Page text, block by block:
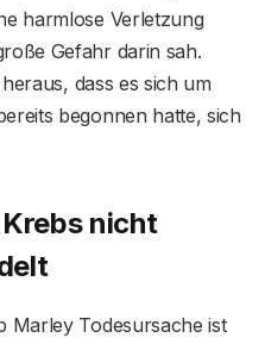
harmlose Verletzung
Gefahr darin sah.
dass es sich um
begonnen hatte, sich
nicht
Marley Todesursache ist